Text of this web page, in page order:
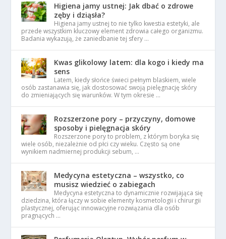
Higiena jamy ustnej: Jak dbać o zdrowe
zęby i dziąsła?
Higiena jamy ustnej to nie tylko kwestia estetyki, ale
przede wszystkim kluczowy element zdrowia całego organizmu.
Badania wykazują, że zaniedbanie tej sfery …
Kwas glikolowy latem: dla kogo i kiedy ma
sens
Latem, kiedy słońce świeci pełnym blaskiem, wiele
osób zastanawia się, jak dostosować swoją pielęgnację skóry
do zmieniających się warunków. W tym okresie …
Rozszerzone pory – przyczyny, domowe
sposoby i pielęgnacja skóry
Rozszerzone pory to problem, z którym boryka się
wiele osób, niezależnie od płci czy wieku. Często są one
wynikiem nadmiernej produkcji sebum, …
Medycyna estetyczna – wszystko, co
musisz wiedzieć o zabiegach
Medycyna estetyczna to dynamicznie rozwijająca się
dziedzina, która łączy w sobie elementy kosmetologii i chirurgii
plastycznej, oferując innowacyjne rozwiązania dla osób
pragnących …